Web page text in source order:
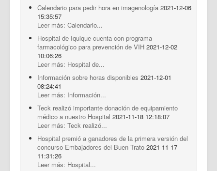
Calendario para pedir hora en imagenología 2021-12-06
15:35:57
Leer más: Calendario...
Hospital de Iquique cuenta con programa
farmacológico para prevención de VIH 2021-12-02
10:06:26
Leer más: Hospital de...
Información sobre horas disponibles 2021-12-01
08:24:41
Leer más: Información...
Teck realizó importante donación de equipamiento
médico a nuestro Hospital 2021-11-18 12:18:07
Leer más: Teck realizó...
Hospital premió a ganadores de la primera versión del
concurso Embajadores del Buen Trato 2021-11-17
11:31:26
Leer más: Hospital...